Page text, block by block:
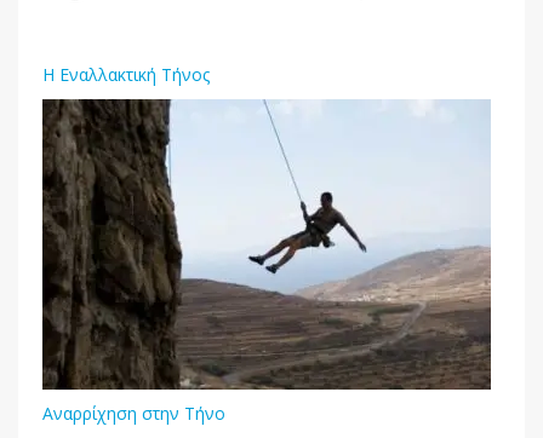
H Εναλλακτική Τήνος
Αναρρίχηση στην Τήνο